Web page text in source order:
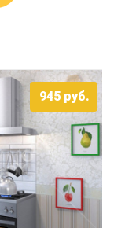
945 руб.